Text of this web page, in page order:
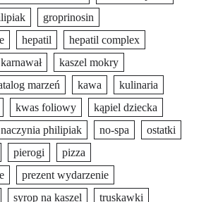
groprinosin
hepatil
hepatil complex
karnawał
kaszel mokry
marzeń kawa
kulinaria
kwas foliowy
kąpiel dziecka
naczynia philipiak no-spa
ostatki
pierogi
pizza
prezent wydarzenie
syrop na kaszel truskawki